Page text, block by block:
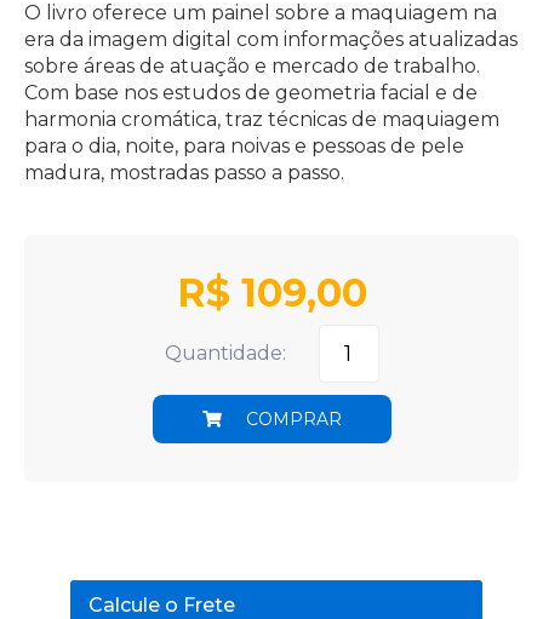
O livro oferece um painel sobre a maquiagem na
era da imagem digital com informações atualizadas
sobre áreas de atuação e mercado de trabalho.
Com base nos estudos de geometria facial e de
harmonia cromática, traz técnicas de maquiagem
para o dia, noite, para noivas e pessoas de pele
madura, mostradas passo a passo.
R$ 109,00
Quantidade:
COMPRAR
Calcule o Frete